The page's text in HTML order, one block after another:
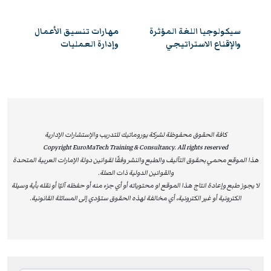
والتطبيق العملي، بإشراف نخبة من الخبراء والمتخصصين في
القيادة والإدارة.
مؤسساتهم. إن شهادات ILM لا تُعتبر مجرد اعتماد أكاديمي،
بل تُشكل قيمة عملية حقيقية تساعد الأفراد على تحسين
أدائهم، وتعزز من قدرة المؤسسات على تحقيق الريادة والتميز
المستدام.
سيكولوجيا اللغة المؤثرة
والإقناع الاستراتيجي
مهارات تنسيق الأعمال
وإدارة العمليات
كافة الحقوق محفوظة لشركة يوروماتيك للتدريب والإستشارات الإدارية
Copyright EuroMaTech Training & Consultancy. All rights reserved
هذا الموقع محمي بحقوق التآليف والطبع والنشر وفقًا لقوانين دولة الإمارات العربية المتحدة
والقوانين الدولية ذات الصلة.
لا يجوز طبع وإعادة انتاج هذا الموقع او محتوياته أو أي جزء منه أو حفظه آليًا أو نقله بأية وسيلة
الكترونية أو غير الكترونية، أي مخالفة لهذه الحقوق ستؤدي إلى المسائلة القانونية.